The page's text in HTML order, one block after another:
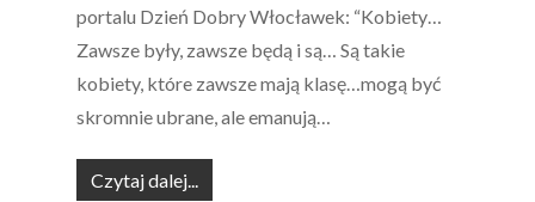
portalu Dzień Dobry Włocławek: “Kobiety…
Zawsze były, zawsze będą i są… Są takie
kobiety, które zawsze mają klasę…mogą być
skromnie ubrane, ale emanują…
Czytaj dalej...